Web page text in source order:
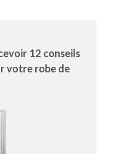
12 conseils
votre robe de